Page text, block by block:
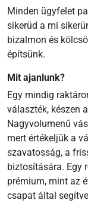
Minden ügyfelet
sikerüd a mi
bizalmon és
építsünk.
Mit ajanlunk?
Egy mindig
választék, készen
Nagyvolumenű
mert értékeljük a
szavatosság, a
biztosítására. Egy
prémium, mint az
csapat által